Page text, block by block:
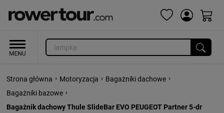
Strona główna › Motoryzacja › Bagażniki dachowe ›
Bagażniki bazowe ›
Bagażnik dachowy Thule SlideBar EVO PEUGEOT Partner 5-dr